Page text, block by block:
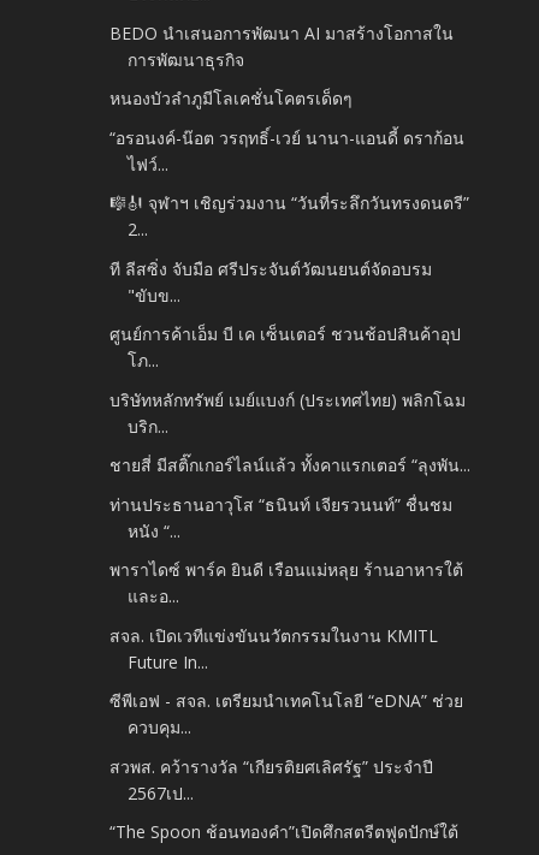
BEDO นำเสนอการพัฒนา AI มาสร้างโอกาสใน
การพัฒนาธุรกิจ
หนองบัวลำภูมีโลเคชั่นโคตรเด็ดๆ
“อรอนงค์-น๊อต วรฤทธิ์-เวย์ นานา-แอนดี้ ดราก้อน
ไฟว์...
🎼🎻 จุฬาฯ เชิญร่วมงาน “วันที่ระลึกวันทรงดนตรี”
2...
ที ลีสซิ่ง จับมือ ศรีประจันต์วัฒนยนต์จัดอบรม
"ขับข...
ศูนย์การค้าเอ็ม บี เค เซ็นเตอร์ ชวนช้อปสินค้าอุป
โภ...
บริษัทหลักทรัพย์ เมย์แบงก์ (ประเทศไทย) พลิกโฉม
บริก...
ชายสี่ มีสติ๊กเกอร์ไลน์แล้ว ทั้งคาแรกเตอร์ “ลุงพัน...
ท่านประธานอาวุโส “ธนินท์ เจียรวนนท์” ชื่นชม
หนัง “...
พาราไดซ์ พาร์ค ยินดี เรือนแม่หลุย ร้านอาหารใต้
และอ...
สจล. เปิดเวทีแข่งขันนวัตกรรมในงาน KMITL
Future In...
ซีพีเอฟ - สจล. เตรียมนำเทคโนโลยี “eDNA” ช่วย
ควบคุม...
สวพส. คว้ารางวัล “เกียรติยศเลิศรัฐ” ประจำปี
2567เป...
“The Spoon ช้อนทองคำ”เปิดศึกสตรีตฟูดปักษ์ใต้